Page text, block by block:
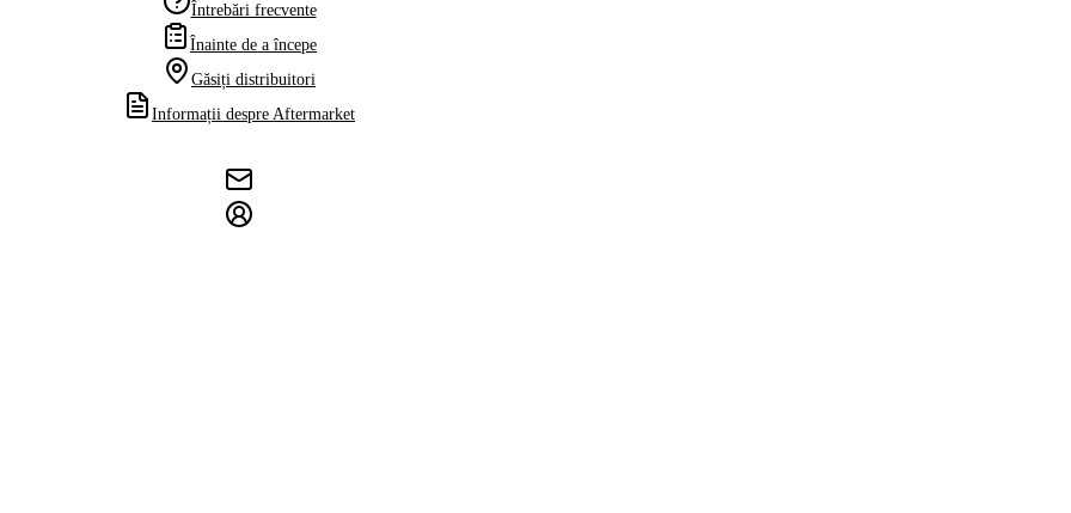
Întrebări frecvente
Înainte de a începe
Găsiți distribuitori
Informații despre Aftermarket